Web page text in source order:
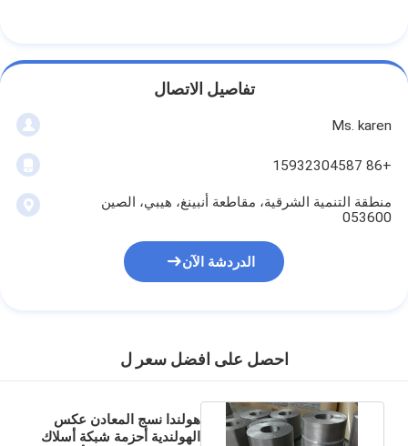
تفاصيل الاتصال
Ms. karen
+86 15932304587
منطقة التنمية الشرقية، مقاطعة أنبينغ، هيبي، الصين
053600
الدردشة الآن
احصل على افضل سعر ل
هولندا نسج المعادن عكس
الهولندية أحزمة شبكة أسلاك